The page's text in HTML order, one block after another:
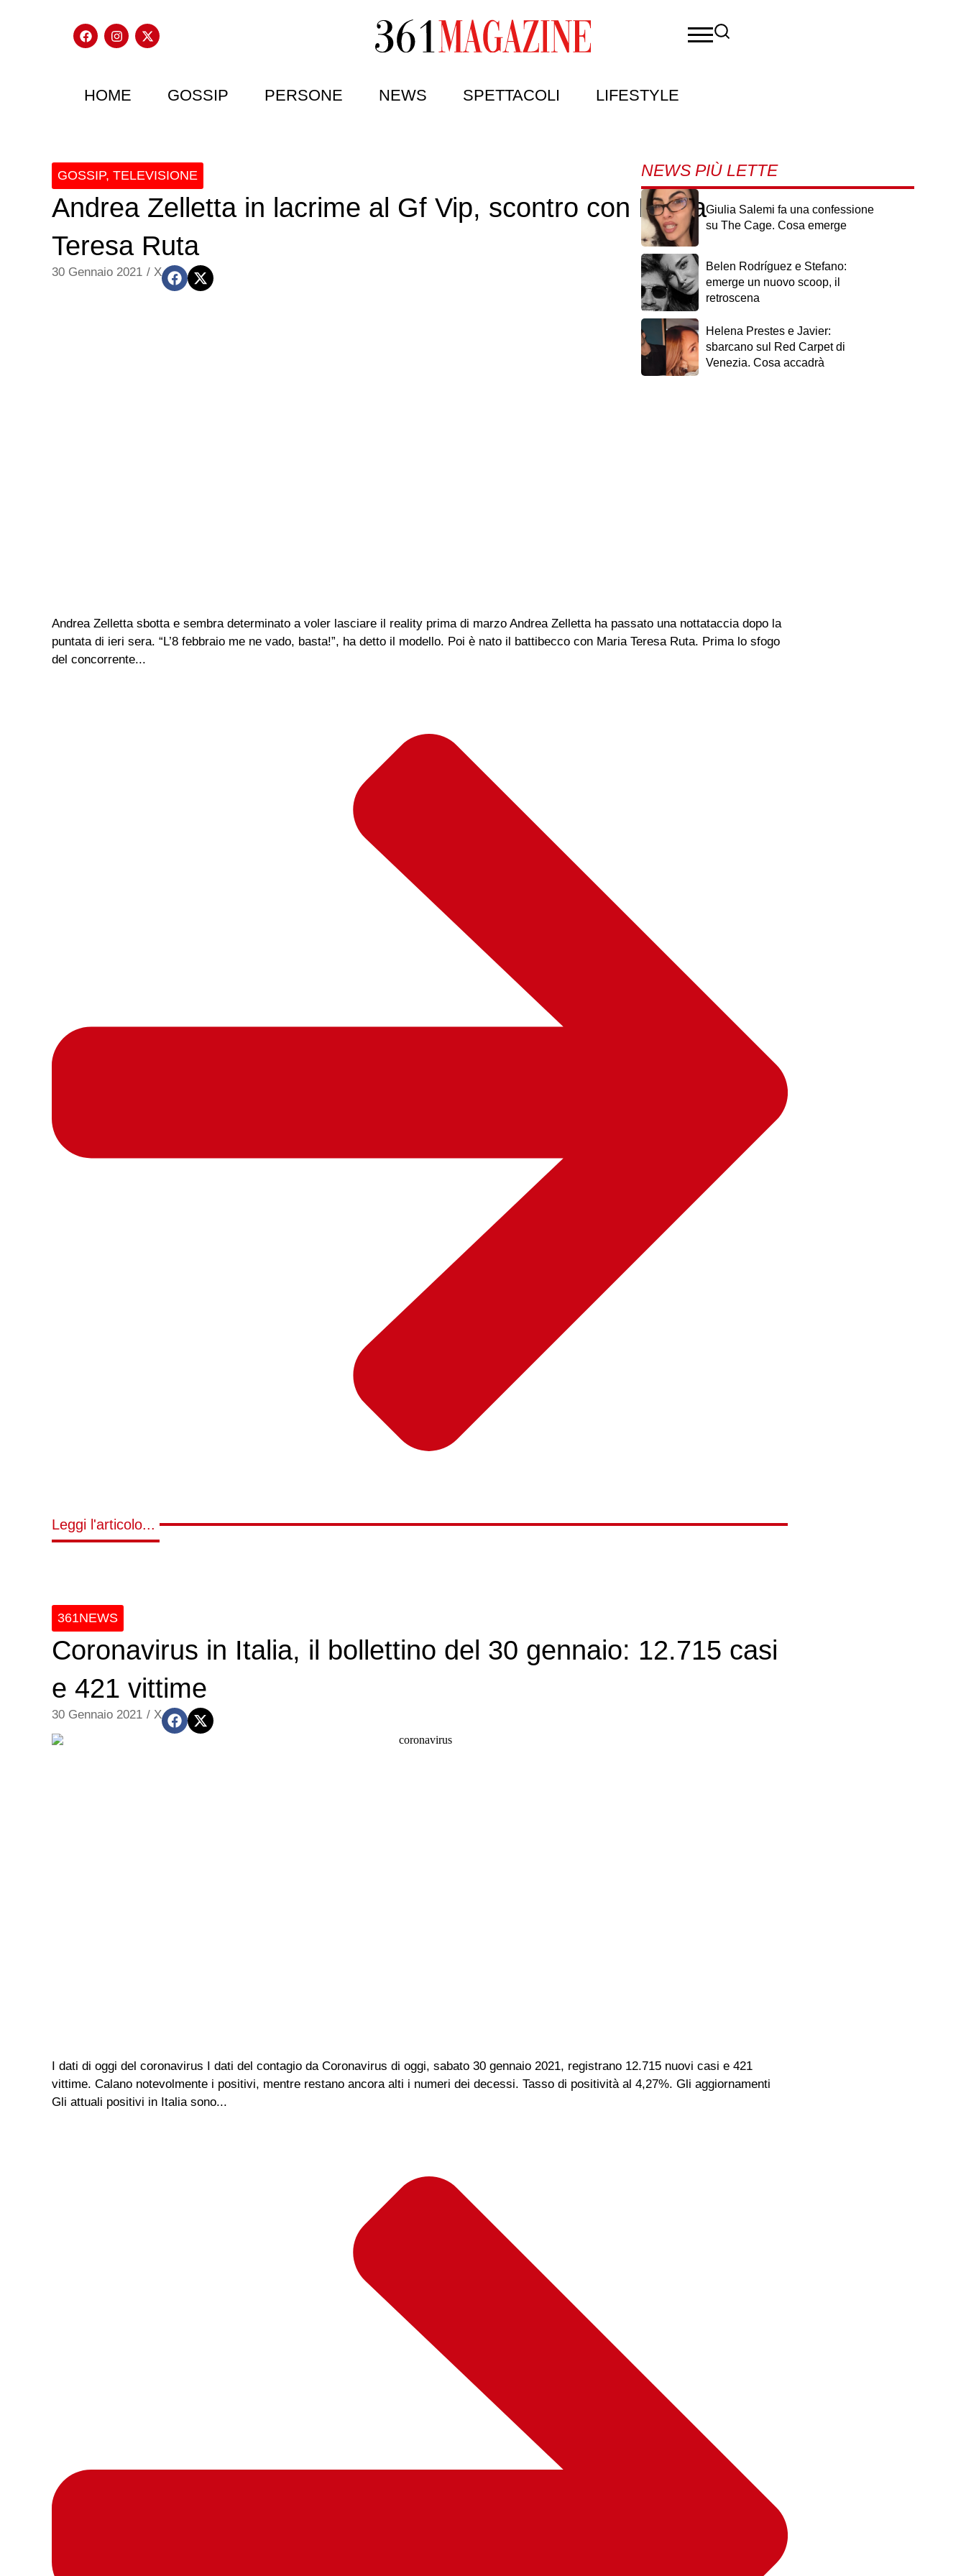
HOME GOSSIP PERSONE NEWS SPETTACOLI LIFESTYLE
GOSSIP, TELEVISIONE
Andrea Zelletta in lacrime al Gf Vip, scontro con Maria
Teresa Ruta
30 Gennaio 2021 / X
Andrea Zelletta sbotta e sembra determinato a voler lasciare il reality prima di marzo Andrea Zelletta ha passato una nottataccia dopo la
puntata di ieri sera. “L’8 febbraio me ne vado, basta!”, ha detto il modello. Poi è nato il battibecco con Maria Teresa Ruta. Prima lo sfogo
del concorrente...
Leggi l'articolo...
361NEWS
Coronavirus in Italia, il bollettino del 30 gennaio: 12.715 casi
e 421 vittime
30 Gennaio 2021 / X
I dati di oggi del coronavirus I dati del contagio da Coronavirus di oggi, sabato 30 gennaio 2021, registrano 12.715 nuovi casi e 421
vittime. Calano notevolmente i positivi, mentre restano ancora alti i numeri dei decessi. Tasso di positività al 4,27%. Gli aggiornamenti
Gli attuali positivi in Italia sono...
NEWS PIÙ LETTE
Giulia Salemi fa una confessione
su The Cage. Cosa emerge
Belen Rodríguez e Stefano:
emerge un nuovo scoop, il
retroscena
Helena Prestes e Javier:
sbarcano sul Red Carpet di
Venezia. Cosa accadrà